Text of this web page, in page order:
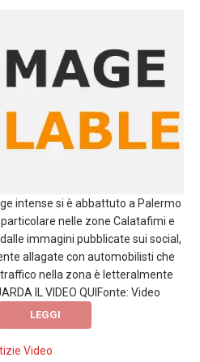
intense si è abbattuto a Palermo
nelle zone Calatafimi e
immagini pubblicate sui social,
allagate con automobilisti che
nella zona è letteralmente
IL VIDEO QUIFonte: Video
LEGGI
Video